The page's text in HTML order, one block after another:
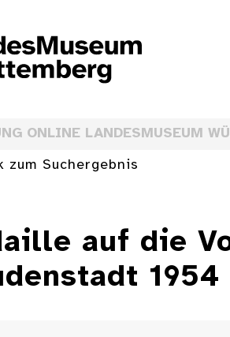
ONLINE LANDESMUSEUM
zum Suchergebnis
auf die
1954